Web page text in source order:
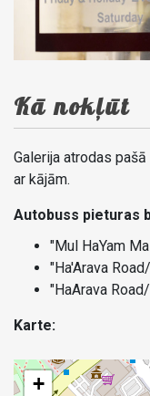
Kā nokļūt
Galerija atrodas
ar kājām.
Autobuss pieturas
"Mul HaYam
"Ha'Arava
"HaArava
Karte:
+